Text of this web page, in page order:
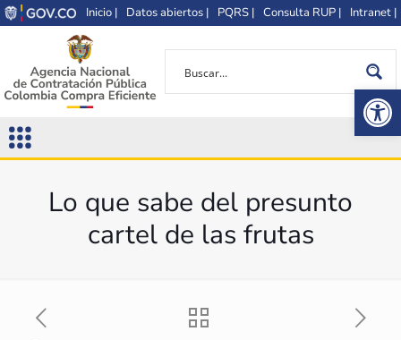
Inicio | Datos abiertos | PQRS | Consulta RUP | Intranet |
Lo que sabe del presunto
cartel de las frutas